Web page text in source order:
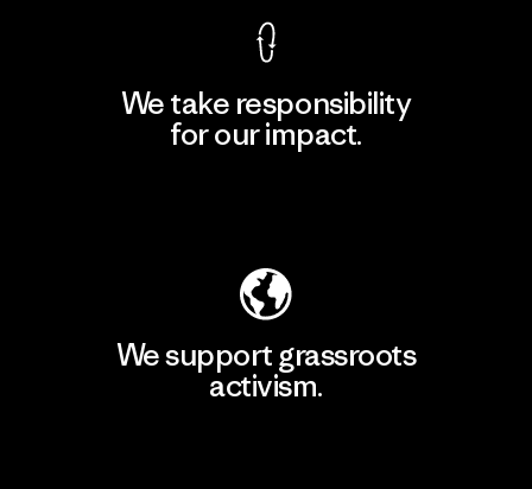
We take responsibility
for our impact.
We support grassroots
activism.